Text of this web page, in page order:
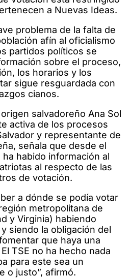
a Nuevas Ideas.
problema de la falta de
afín al oficialismo
partidos políticos se
sobre el proceso,
los horarios y los
sigue resguardada con
cianos.
salvadoreño Ana Sol
activa de los procesos
y representante de
señala que desde el
habido información al
al respecto de las
de votación.
a dónde se podía votar
metropolitana de
y Virginia) habiendo
siendo la obligación del
que haya una
TSE no ha hecho nada
para este sea un
o justo”, afirmó.